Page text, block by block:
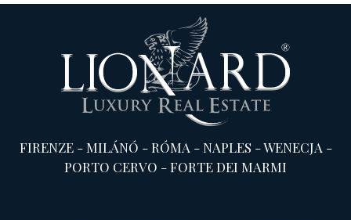
FIRENZE-MILÁNÓ -RÓMA -NAPLES -WENECJA -
PORTO CERVO -FORTE DEI MARMI